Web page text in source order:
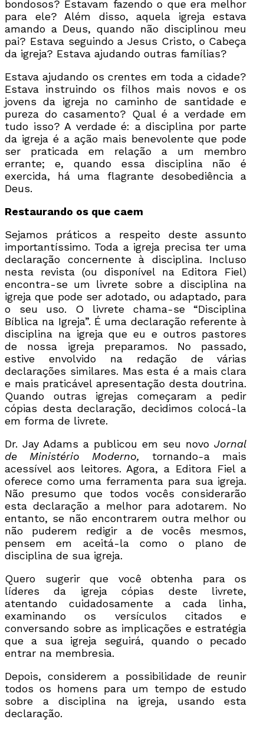
bondosos? Estavam fazendo o que era melhor
para ele? Além disso, aquela igreja estava
amando a Deus, quando não disciplinou meu
pai? Estava seguindo a Jesus Cristo, o Cabeça
da igreja? Estava ajudando outras famílias?
Estava ajudando os crentes em toda a cidade?
Estava instruindo os filhos mais novos e os
jovens da igreja no caminho de santidade e
pureza do casamento? Qual é a verdade em
tudo isso? A verdade é: a disciplina por parte
da igreja é a ação mais benevolente que pode
ser praticada em relação a um membro
errante; e, quando essa disciplina não é
exercida, há uma flagrante desobediência a
Deus.
Restaurando os que caem
Sejamos práticos a respeito deste assunto
importantíssimo. Toda a igreja precisa ter uma
declaração concernente à disciplina. Incluso
nesta revista (ou disponível na Editora Fiel)
encontra-se um livrete sobre a disciplina na
igreja que pode ser adotado, ou adaptado, para
o seu uso. O livrete chama-se “Disciplina
Bíblica na Igreja”. É uma declaração referente à
disciplina na igreja que eu e outros pastores
de nossa igreja preparamos. No passado,
estive envolvido na redação de várias
declarações similares. Mas esta é a mais clara
e mais praticável apresentação desta doutrina.
Quando outras igrejas começaram a pedir
cópias desta declaração, decidimos colocá-la
em forma de livrete.
Dr. Jay Adams a publicou em seu novoJornal
de Ministério Moderno,tornando-a mais
acessível aos leitores. Agora, a Editora Fiel a
oferece como uma ferramenta para sua igreja.
Não presumo que todos vocês considerarão
esta declaração a melhor para adotarem. No
entanto, se não encontrarem outra melhor ou
não puderem redigir a de vocês mesmos,
pensem em aceitá-la como o plano de
disciplina de sua igreja.
Quero sugerir que você obtenha para os
líderes da igreja cópias deste livrete,
atentando cuidadosamente a cada linha,
examinando os versículos citados e
conversando sobre as implicações e estratégia
que a sua igreja seguirá, quando o pecado
entrar na membresia.
Depois, considerem a possibilidade de reunir
todos os homens para um tempo de estudo
sobre a disciplina na igreja, usando esta
declaração.